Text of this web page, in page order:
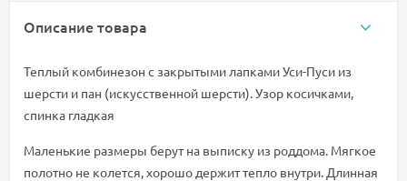
Описание товара
Теплый комбинезон с закрытыми лапками Уси-Пуси из
шерсти и пан (искусственной шерсти). Узор косичками,
спинка гладкая
Маленькие размеры берут на выписку из роддома. Мягкое
полотно не колется, хорошо держит тепло внутри. Длинная